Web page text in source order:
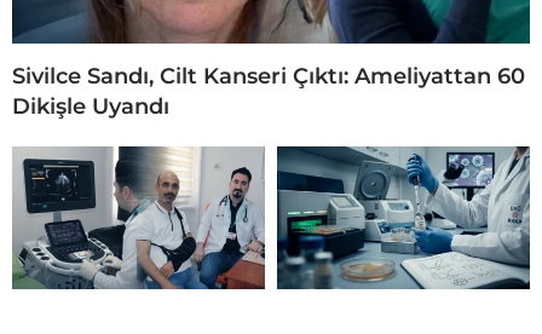
Sivilce Sandı, Cilt Kanseri Çıktı: Ameliyattan 60
Dikişle Uyandı